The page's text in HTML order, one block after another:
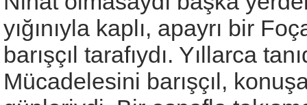
yığınıyla kaplı, apayrı bir
barışçıl tarafıydı. Yıllarca
Mücadelesini barışçıl,